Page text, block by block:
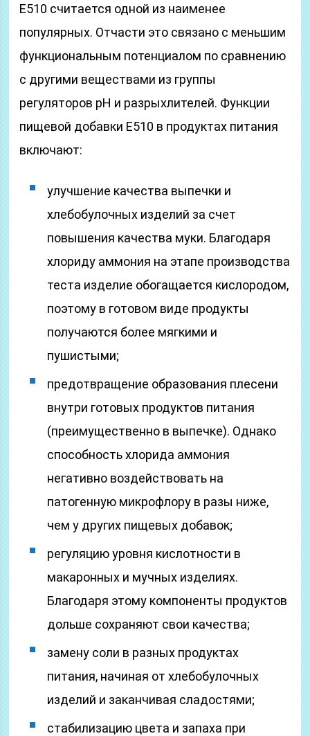
Е510 считается одной из наименее
популярных. Отчасти это связано с меньшим
функциональным потенциалом по сравнению
с другими веществами из группы
регуляторов рН и разрыхлителей. Функции
пищевой добавки Е510 в продуктах питания
включают:
улучшение качества выпечки и
хлебобулочных изделий за счет
повышения качества муки. Благодаря
хлориду аммония на этапе производства
теста изделие обогащается кислородом,
поэтому в готовом виде продукты
получаются более мягкими и
пушистыми;
предотвращение образования плесени
внутри готовых продуктов питания
(преимущественно в выпечке). Однако
способность хлорида аммония
негативно воздействовать на
патогенную микрофлору в разы ниже,
чем у других пищевых добавок;
регуляцию уровня кислотности в
макаронных и мучных изделиях.
Благодаря этому компоненты продуктов
дольше сохраняют свои качества;
замену соли в разных продуктах
питания, начиная от хлебобулочных
изделий и заканчивая сладостями;
стабилизацию цвета и запаха при